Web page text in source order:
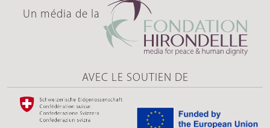
Un média de la
AVEC LE SOUTIEN DE